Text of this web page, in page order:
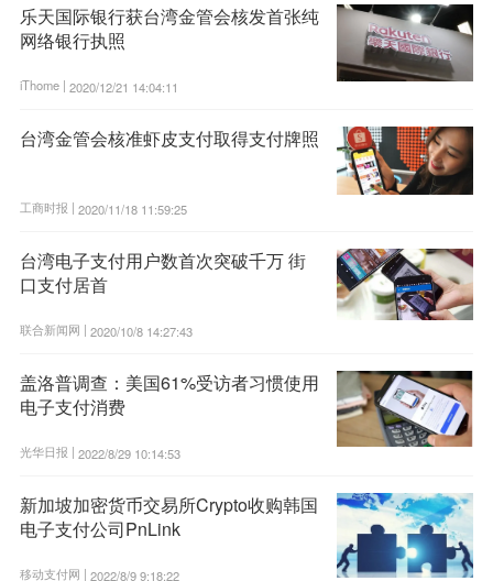
乐天国际银行获台湾金管会核发首张纯
网络银行执照
iThome | 2020/12/21 14:04:11
台湾金管会核准虾皮支付取得支付牌照
工商时报 | 2020/11/18 11:59:25
台湾电子支付用户数首次突破千万 街
口支付居首
联合新闻网 | 2020/10/8 14:27:43
盖洛普调查：美国61%受访者习惯使用
电子支付消费
光华日报 | 2022/8/29 10:14:53
新加坡加密货币交易所Crypto收购韩国
电子支付公司PnLink
移动支付网 | 2022/8/9 9:18:22